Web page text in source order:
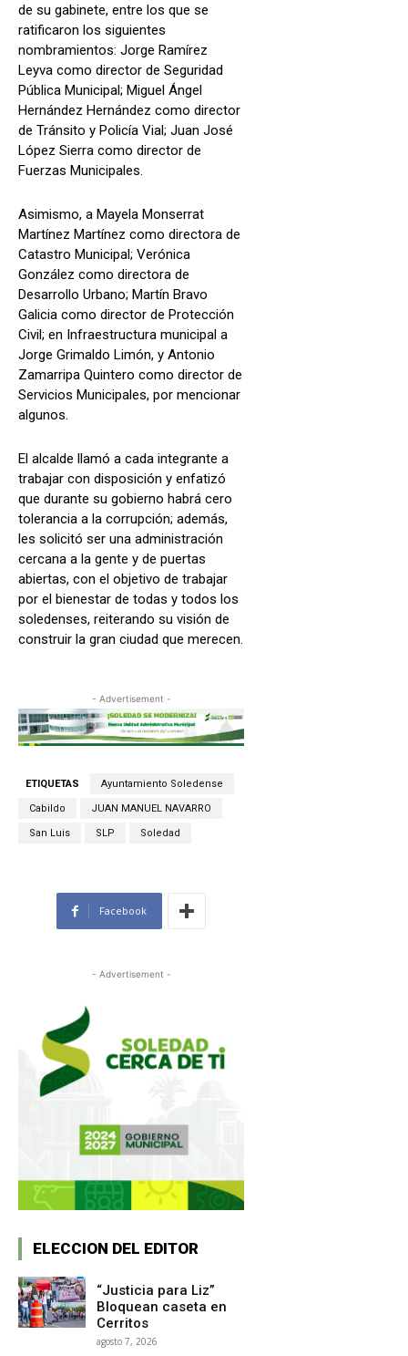
de su gabinete, entre los que se
ratificaron los siguientes
nombramientos: Jorge Ramírez
Leyva como director de Seguridad
Pública Municipal; Miguel Ángel
Hernández Hernández como director
de Tránsito y Policía Vial; Juan José
López Sierra como director de
Fuerzas Municipales.
Asimismo, a Mayela Monserrat
Martínez Martínez como directora de
Catastro Municipal; Verónica
González como directora de
Desarrollo Urbano; Martín Bravo
Galicia como director de Protección
Civil; en Infraestructura municipal a
Jorge Grimaldo Limón, y Antonio
Zamarripa Quintero como director de
Servicios Municipales, por mencionar
algunos.
El alcalde llamó a cada integrante a
trabajar con disposición y enfatizó
que durante su gobierno habrá cero
tolerancia a la corrupción; además,
les solicitó ser una administración
cercana a la gente y de puertas
abiertas, con el objetivo de trabajar
por el bienestar de todas y todos los
soledenses, reiterando su visión de
construir la gran ciudad que merecen.
- Advertisement -
ETIQUETAS Ayuntamiento Soledense
Cabildo JUAN MANUEL NAVARRO
San Luis SLP Soledad
Facebook
- Advertisement -
ELECCION DEL EDITOR
“Justicia para Liz”
Bloquean caseta en
Cerritos
agosto 7, 2026